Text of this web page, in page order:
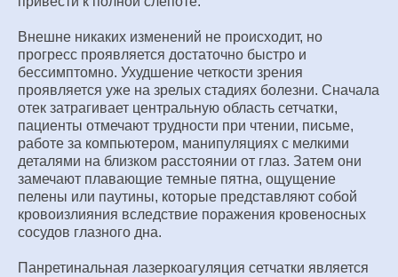
Внешне никаких изменений не происходит, но
прогресс проявляется достаточно быстро и
бессимптомно. Ухудшение четкости зрения
проявляется уже на зрелых стадиях болезни. Сначала
отек затрагивает центральную область сетчатки,
пациенты отмечают трудности при чтении, письме,
работе за компьютером, манипуляциях с мелкими
деталями на близком расстоянии от глаз. Затем они
замечают плавающие темные пятна, ощущение
пелены или паутины, которые представляют собой
кровоизлияния вследствие поражения кровеносных
сосудов глазного дна.
Панретинальная лазеркоагуляция сетчатки является